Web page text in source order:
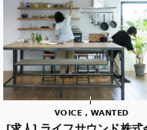
VOICE , WANTED